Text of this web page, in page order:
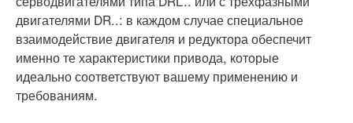
двигателями DR..: в каждом случае специальное
взаимодействие двигателя и редуктора обеспечит
именно те характеристики привода, которые
идеально соответствуют вашему применению и
требованиям.